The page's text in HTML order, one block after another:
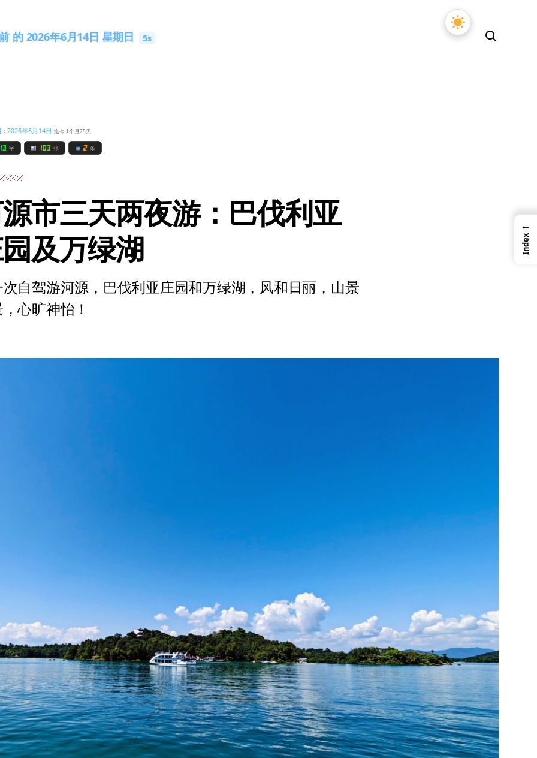
的 2026年6月14日 星期日 3s
2026年6月14日 迄今 1个月25天
字 103 张 2 条
市三天两夜游：巴伐利亚
及万绿湖
自驾游河源，巴伐利亚庄园和万绿湖，风和日丽，山景
心旷神怡！
←
Index